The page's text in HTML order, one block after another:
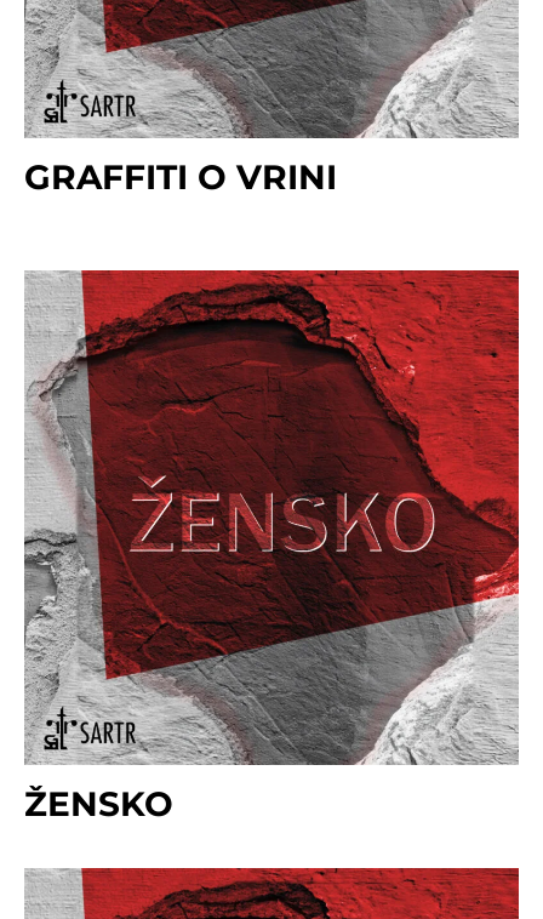
GRAFFITI O VRINI
ŽENSKO